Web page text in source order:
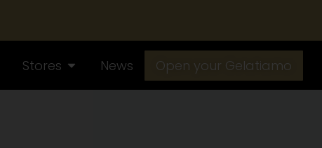
Stores News Open your Gelatiamo